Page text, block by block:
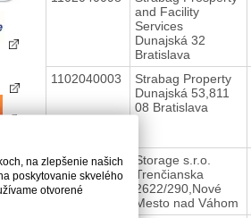
and Facility
Services
Dunajská 32
Bratislava
1102040003
Strabag Property
Dunajská 53,811
08 Bratislava
1102040146
Storage s.r.o.
Trenčianska
2622/290,Nové
Mesto nad Váhom
na zlepšenie našich
poskytovanie skvelého
otvorené